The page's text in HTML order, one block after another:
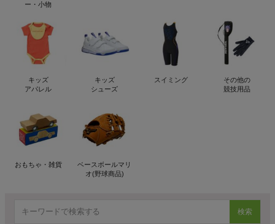
ー・小物
キッズ
アパレル
キッズ
シューズ
スイミング
その他の
競技用品
おもちゃ・雑貨
ベースボールマリ
オ(野球商品)
検索